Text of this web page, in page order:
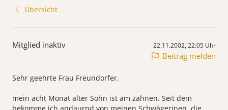
Übersicht
Mitglied inaktiv 22.11.2002, 22:05 Uhr
Beitrag melden
Sehr geehrte Frau Freundorfer,
mein acht Monat alter Sohn ist am zahnen. Seit dem